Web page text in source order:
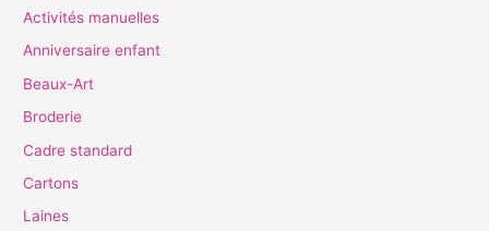
Activités manuelles
Anniversaire enfant
Beaux-Art
Broderie
Cadre standard
Cartons
Laines